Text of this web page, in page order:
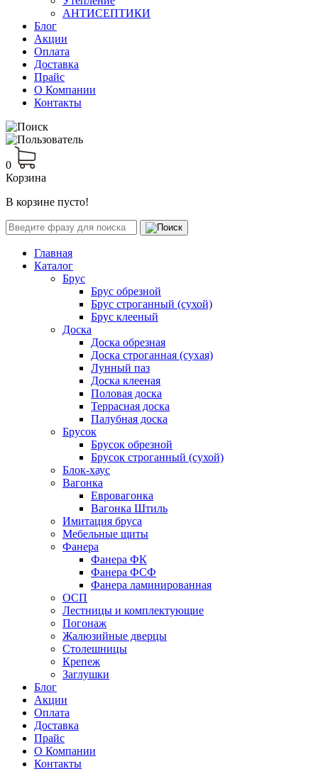
АНТИСЕПТИКИ
Блог
Акции
Оплата
Доставка
Прайс
О Компании
Контакты
0
Корзина
В корзине пусто!
Главная
Каталог
Брус
Брус обрезной
Брус строганный (сухой)
Брус клееный
Доска
Доска обрезная
Доска строганная (сухая)
Лунный паз
Доска клееная
Половая доска
Террасная доска
Палубная доска
Брусок
Брусок обрезной
Брусок строганный (сухой)
Блок-хаус
Вагонка
Евровагонка
Вагонка Штиль
Имитация бруса
Мебельные щиты
Фанера
Фанера ФК
Фанера ФСФ
Фанера ламинированная
ОСП
Лестницы и комплектующие
Погонаж
Жалюзийные дверцы
Столешницы
Крепеж
Заглушки
Блог
Акции
Оплата
Доставка
Прайс
О Компании
Контакты